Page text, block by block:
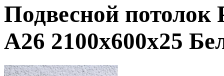
Подвесной
A26 2100x600x25